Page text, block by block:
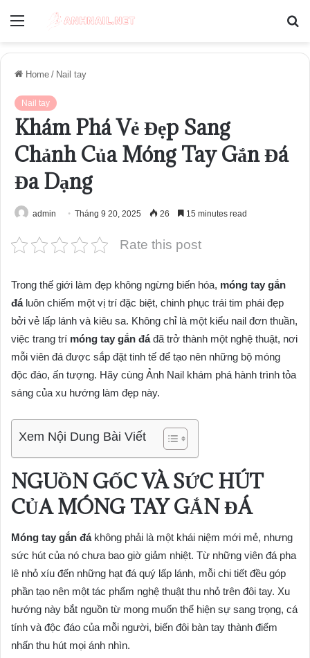
Menu
Home / Nail tay
Nail tay
Khám Phá Vẻ Đẹp Sang
Chảnh Của Móng Tay Gắn Đá
Đa Dạng
admin Tháng 9 20, 2025 26 15 minutes read
Rate this post
Trong thế giới làm đẹp không ngừng biến hóa, móng tay gắn
đáluôn chiếm một vị trí đặc biệt, chinh phục trái tim phái đẹp
bởi vẻ lấp lánh và kiêu sa. Không chỉ là một kiểu nail đơn thuần,
việc trang trí móng tay gắn đáđã trở thành một nghệ thuật, nơi
mỗi viên đá được sắp đặt tinh tế để tạo nên những bộ móng
độc đáo, ấn tượng. Hãy cùng Ảnh Nail khám phá hành trình tỏa
sáng của xu hướng làm đẹp này.
Xem Nội Dung Bài Viết
NGUỒN GỐC VÀ SỨC HÚT
CỦA MÓNG TAY GẮN ĐÁ
Móng tay gắn đákhông phải là một khái niệm mới mẻ, nhưng
sức hút của nó chưa bao giờ giảm nhiệt. Từ những viên đá pha
lê nhỏ xíu đến những hạt đá quý lấp lánh, mỗi chi tiết đều góp
phần tạo nên một tác phẩm nghệ thuật thu nhỏ trên đôi tay. Xu
hướng này bắt nguồn từ mong muốn thể hiện sự sang trọng, cá
tính và độc đáo của mỗi người, biến đôi bàn tay thành điểm
nhấn thu hút mọi ánh nhìn.